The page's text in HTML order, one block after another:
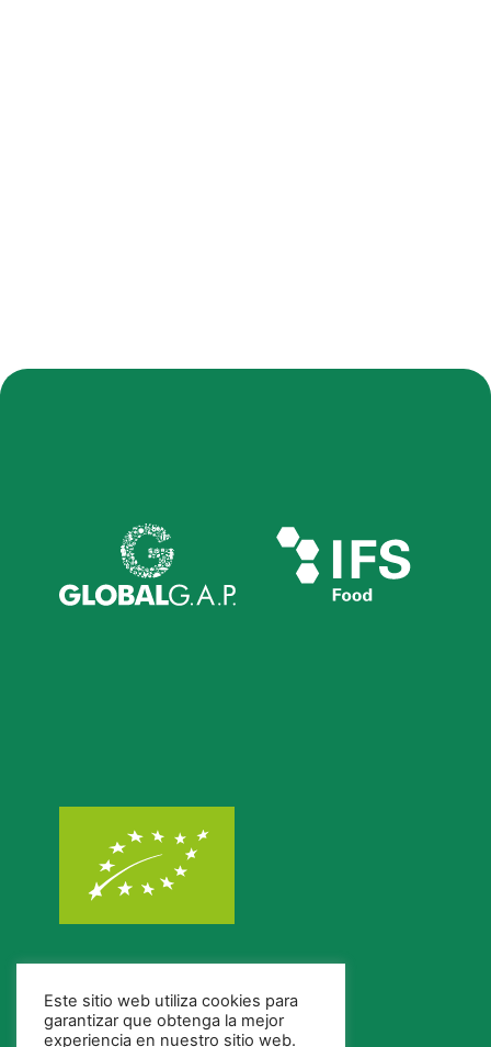
Este sitio web utiliza cookies para
garantizar que obtenga la mejor
experiencia en nuestro sitio web.